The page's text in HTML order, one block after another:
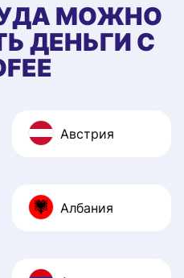
МОЖНО
ДЕНЬГИ С
Австрия
Албания